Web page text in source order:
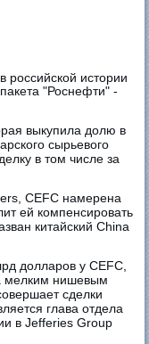
российской истории
"Роснефти" -
выкупила долю в
сырьевого
в том числе за
CEFC намерена
ей компенсировать
китайский China
долларов у CEFC,
мелким нишевым
сделки
глава отдела
в Jefferies Group